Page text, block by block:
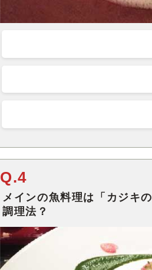
Q.4
メインの魚料理は「カジキ
調理法？